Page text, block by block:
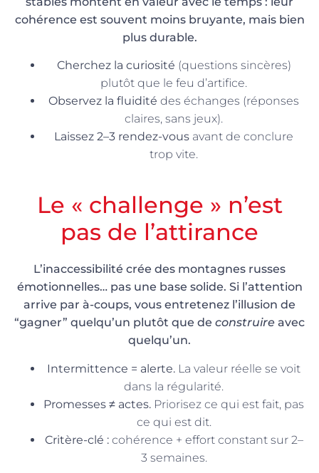
cohérence est souvent moins bruyante, mais bien
plus durable.
Cherchez la curiosité (questions sincères)
plutôt que le feu d’artifice.
Observez la fluidité des échanges (réponses
claires, sans jeux).
Laissez 2–3 rendez-vous avant de conclure
trop vite.
Le « challenge » n’est
pas de l’attirance
L’inaccessibilité crée des montagnes russes
émotionnelles… pas une base solide. Si l’attention
arrive par à-coups, vous entretenez l’illusion de
“gagner” quelqu’un plutôt que de construire avec
quelqu’un.
Intermittence = alerte. La valeur réelle se voit
dans la régularité.
Promesses ≠ actes. Priorisez ce qui est fait, pas
ce qui est dit.
Critère-clé :cohérence + effort constant sur 2–
3 semaines.